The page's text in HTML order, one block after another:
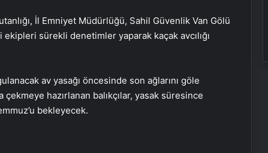
İl Emniyet Müdürlüğü, Sahil Güvenlik Van Gölü
sürekli denetimler yaparak kaçak avcılığı
av yasağı öncesinde son ağlarını göle
çekmeye hazırlanan balıkçılar, yasak süresince
bekleyecek.